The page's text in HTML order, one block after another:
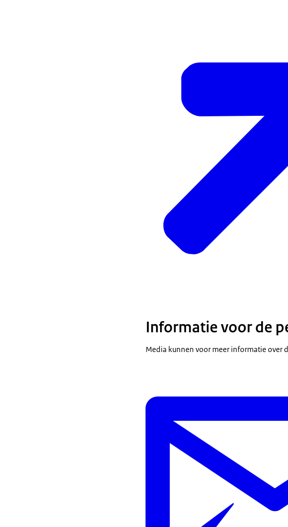
Informatie voor de
Media kunnen voor meer informatie over